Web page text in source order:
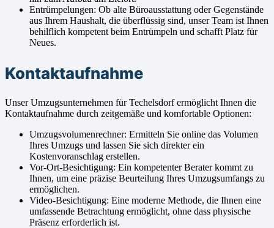
Entrümpelungen: Ob alte Büroausstattung oder Gegenstände
aus Ihrem Haushalt, die überflüssig sind, unser Team ist Ihnen
behilflich kompetent beim Entrümpeln und schafft Platz für
Neues.
Kontaktaufnahme
Unser Umzugsunternehmen für Techelsdorf ermöglicht Ihnen die
Kontaktaufnahme durch zeitgemäße und komfortable Optionen:
Umzugsvolumenrechner: Ermitteln Sie online das Volumen
Ihres Umzugs und lassen Sie sich direkter ein
Kostenvoranschlag erstellen.
Vor-Ort-Besichtigung: Ein kompetenter Berater kommt zu
Ihnen, um eine präzise Beurteilung Ihres Umzugsumfangs zu
ermöglichen.
Video-Besichtigung: Eine moderne Methode, die Ihnen eine
umfassende Betrachtung ermöglicht, ohne dass physische
Präsenz erforderlich ist.